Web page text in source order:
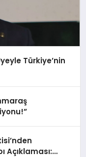
Türkiye’nin
Açıklaması: